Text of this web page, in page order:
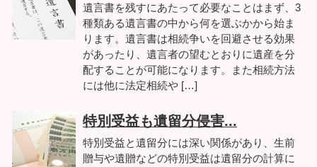
遺言書を残すにあたって必要なことはまず、3
種類ある遺言書の中から何を選ぶかから始ま
ります。遺言書は相続争いを回避させる効果
があったり、遺言者の望むとおりに遺産を分
配することが可能になります。また相続方法
には他に法定相続や […]
特別受益も遺留分侵害...
特別受益と遺留分には深い関係があり、生前
贈与や遺贈などの特別受益は遺留分の計算に